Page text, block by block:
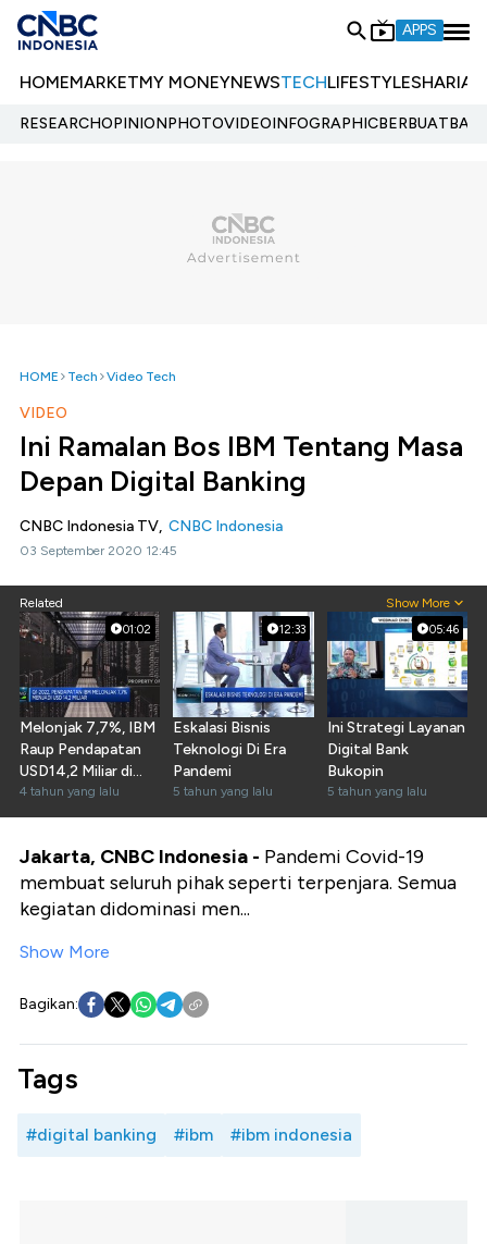
APPS
HOMEMARKETMY MONEYNEWSTECHLIFESTYLESHARIA
RESEARCHOPINIONPHOTOVIDEOINFOGRAPHIC
HOME Tech Video Tech
VIDEO
Ini Ramalan Bos IBM Tentang Masa
Depan Digital Banking
CNBC Indonesia TV, CNBC Indonesia
03 September 2020 12:45
Related Show More
01:02
Melonjak 7,7%, IBM
Raup Pendapatan
USD14,2 Miliar di
Q1-2022
4 tahun yang lalu
12:33
Eskalasi Bisnis
Teknologi Di Era
Pandemi
5 tahun yang lalu
05:46
Ini Strategi Layanan
Digital Bank
Bukopin
5 tahun yang lalu
Jakarta, CNBC Indonesia - Pandemi Covid-19
membuat seluruh pihak seperti terpenjara. Semua
kegiatan didominasi men...
Show More
Bagikan:
Tags
#digital banking #ibm #ibm indonesia